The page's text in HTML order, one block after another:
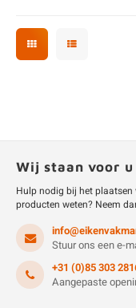
Wij staan voor
Hulp nodig bij het plaatsen
producten weten? Neem
Stuur ons een e-
+31 (0)85 303
Aangepaste